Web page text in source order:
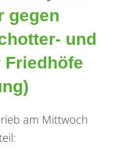
gegen
und
Friedhöfe
am Mittwoch